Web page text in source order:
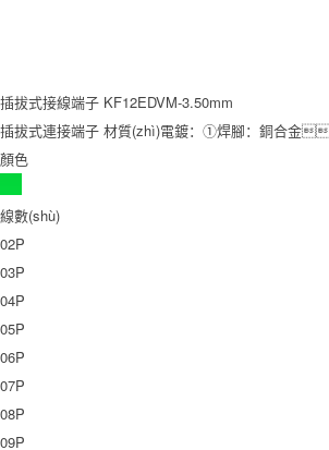
插拔式接線端子 KF12EDVM-3.50mm
插拔式連接端子 材質(zhì)電鍍：①焊腳：銅合金
顏色
線數(shù)
02P
03P
04P
05P
06P
07P
08P
09P